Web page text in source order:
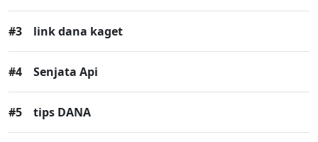
#3 link dana kaget
#4 Senjata Api
#5 tips DANA